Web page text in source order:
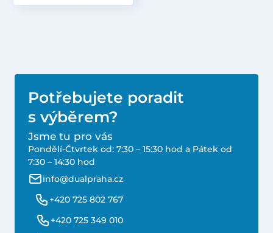
Potřebujete poradit
s výběrem?
Jsme tu pro vás
Pondělí-Čtvrtek od: 7:30 – 15:30 hod a Pátek od
7:30 – 14:30 hod
info@dualpraha.cz
+420 725 802 767
+420 725 349 010